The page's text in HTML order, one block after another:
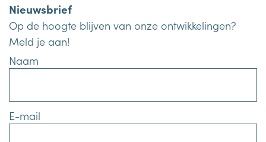
Nieuwsbrief
Op de hoogte blijven van onze ontwikkelingen?
Meld je aan!
Naam
E-mail